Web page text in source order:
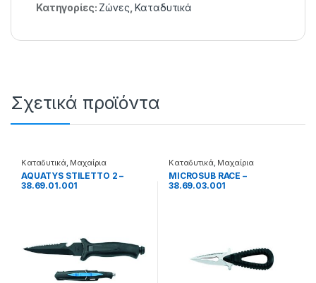
Κατηγορίες: Ζώνες ,Καταδυτικά
Σχετικά προϊόντα
Καταδυτικά, Μαχαίρια
AQUATYS STILETTO 2 –
38.69.01.001
Καταδυτικά, Μαχαίρια
MICROSUB RACE –
38.69.03.001